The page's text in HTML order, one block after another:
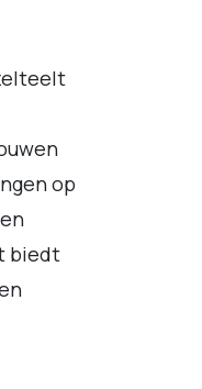
op
biedt